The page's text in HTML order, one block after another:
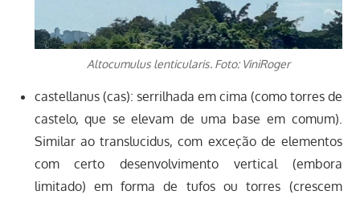
Altocumulus lenticularis. Foto: ViniRoger
castellanus (cas): serrilhada em cima (como torres de
castelo, que se elevam de uma base em comum).
Similar ao translucidus, com exceção de elementos
com certo desenvolvimento vertical (embora
limitado) em forma de tufos ou torres (crescem